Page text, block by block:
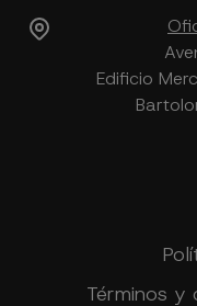
Edificio
Términos y